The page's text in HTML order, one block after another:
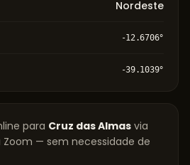
Nordeste
-12.6706°
-39.1039°
para Cruz das Almas via
Zoom — sem necessidade de